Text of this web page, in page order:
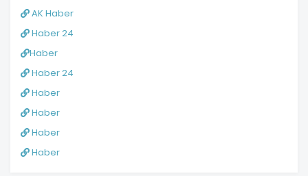
AK Haber
Haber 24
Haber
Haber 24
Haber
Haber
Haber
Haber